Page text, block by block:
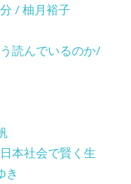
/ 柚月裕子
読んでいるのか/
本社会で賢く生
き